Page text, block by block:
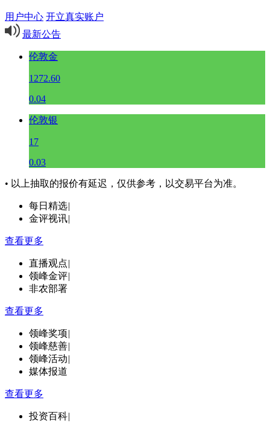
用户中心 开立真实账户
最新公告
伦敦金
1272.60
0.04
伦敦银
17
0.03
• 以上抽取的报价有延迟，仅供参考，以交易平台为准。
每日精选|
金评视讯|
查看更多
直播观点|
领峰金评|
非农部署
查看更多
领峰奖项|
领峰慈善|
领峰活动|
媒体报道
查看更多
投资百科|